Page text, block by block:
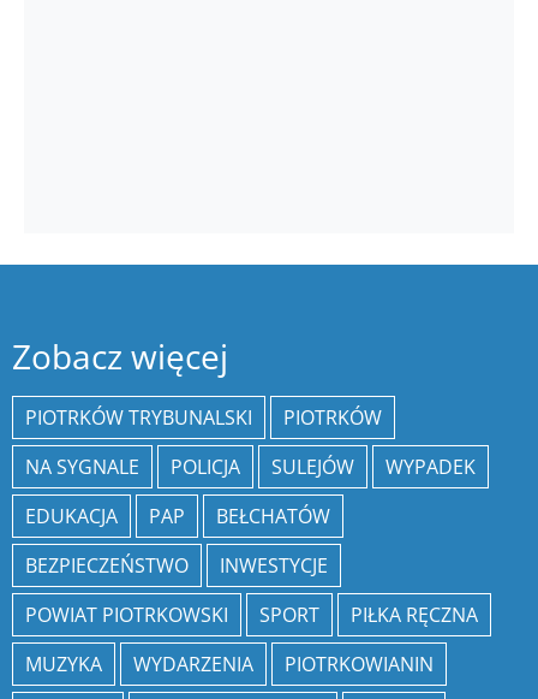
Zobacz więcej
PIOTRKÓW TRYBUNALSKI
PIOTRKÓW
NA SYGNALE
POLICJA SULEJÓW
WYPADEK
EDUKACJA
PAP
BEŁCHATÓW
BEZPIECZEŃSTWO
INWESTYCJE
POWIAT PIOTRKOWSKI
SPORT
PIŁKA RĘCZNA
MUZYKA
WYDARZENIA
PIOTRKOWIANIN